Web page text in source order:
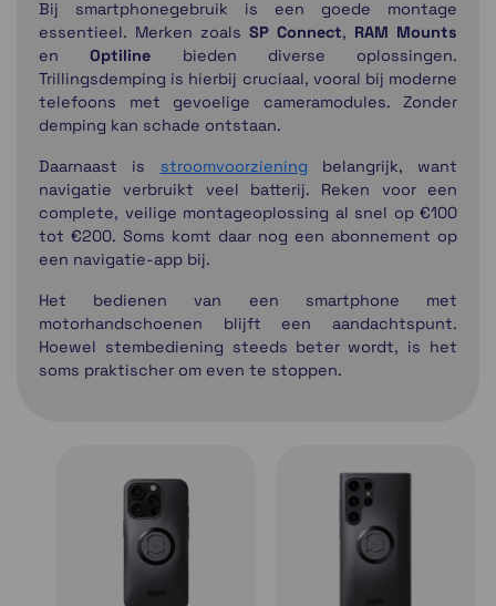
Bij smartphonegebruik is een goede montage
essentieel. Merken zoals SP Connect, RAM Mounts
enOptiline bieden diverse oplossingen.
Trillingsdemping is hierbij cruciaal, vooral bij moderne
telefoons met gevoelige cameramodules. Zonder
demping kan schade ontstaan.
Daarnaast is stroomvoorziening belangrijk, want
navigatie verbruikt veel batterij. Reken voor een
complete, veilige montageoplossing al snel op €100
tot €200. Soms komt daar nog een abonnement op
een navigatie-app bij.
Het bedienen van een smartphone met
motorhandschoenen blijft een aandachtspunt.
Hoewel stembediening steeds beter wordt, is het
soms praktischer om even te stoppen.